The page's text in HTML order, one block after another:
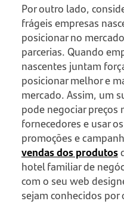
Por outro lado,
frágeis empresas
posicionar no
parcerias. Quando
nascentes juntam
posicionar melhor e
mercado. Assim, um
pode negociar preços
fornecedores e usar
promoções e
vendas dos produtos
hotel familiar de
com o seu web
sejam conhecidos